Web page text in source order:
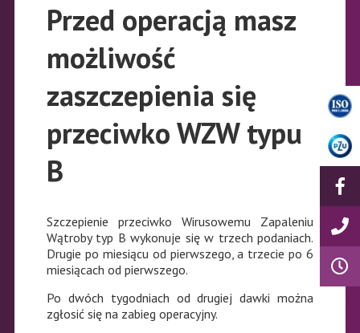
Przed operacją masz
możliwość
zaszczepienia się
przeciwko WZW typu
B
Szczepienie przeciwko Wirusowemu Zapaleniu
Wątroby typ B wykonuje się w trzech podaniach.
Drugie po miesiącu od pierwszego, a trzecie po 6
miesiącach od pierwszego.
Po dwóch tygodniach od drugiej dawki można
zgłosić się na zabieg operacyjny.